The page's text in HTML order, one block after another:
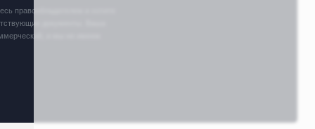
правообладателем и хотите
документы. Ваша
и мы не имеем